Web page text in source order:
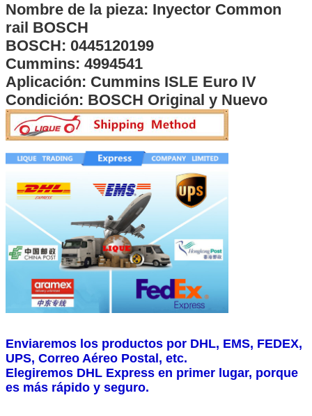
Nombre de la pieza: Inyector Common
rail BOSCH
BOSCH: 0445120199
Cummins: 4994541
Aplicación: Cummins ISLE Euro IV
Condición: BOSCH Original y Nuevo
Enviaremos los productos por DHL, EMS, FEDEX,
UPS, Correo Aéreo Postal, etc.
Elegiremos DHL Express en primer lugar, porque
es más rápido y seguro.